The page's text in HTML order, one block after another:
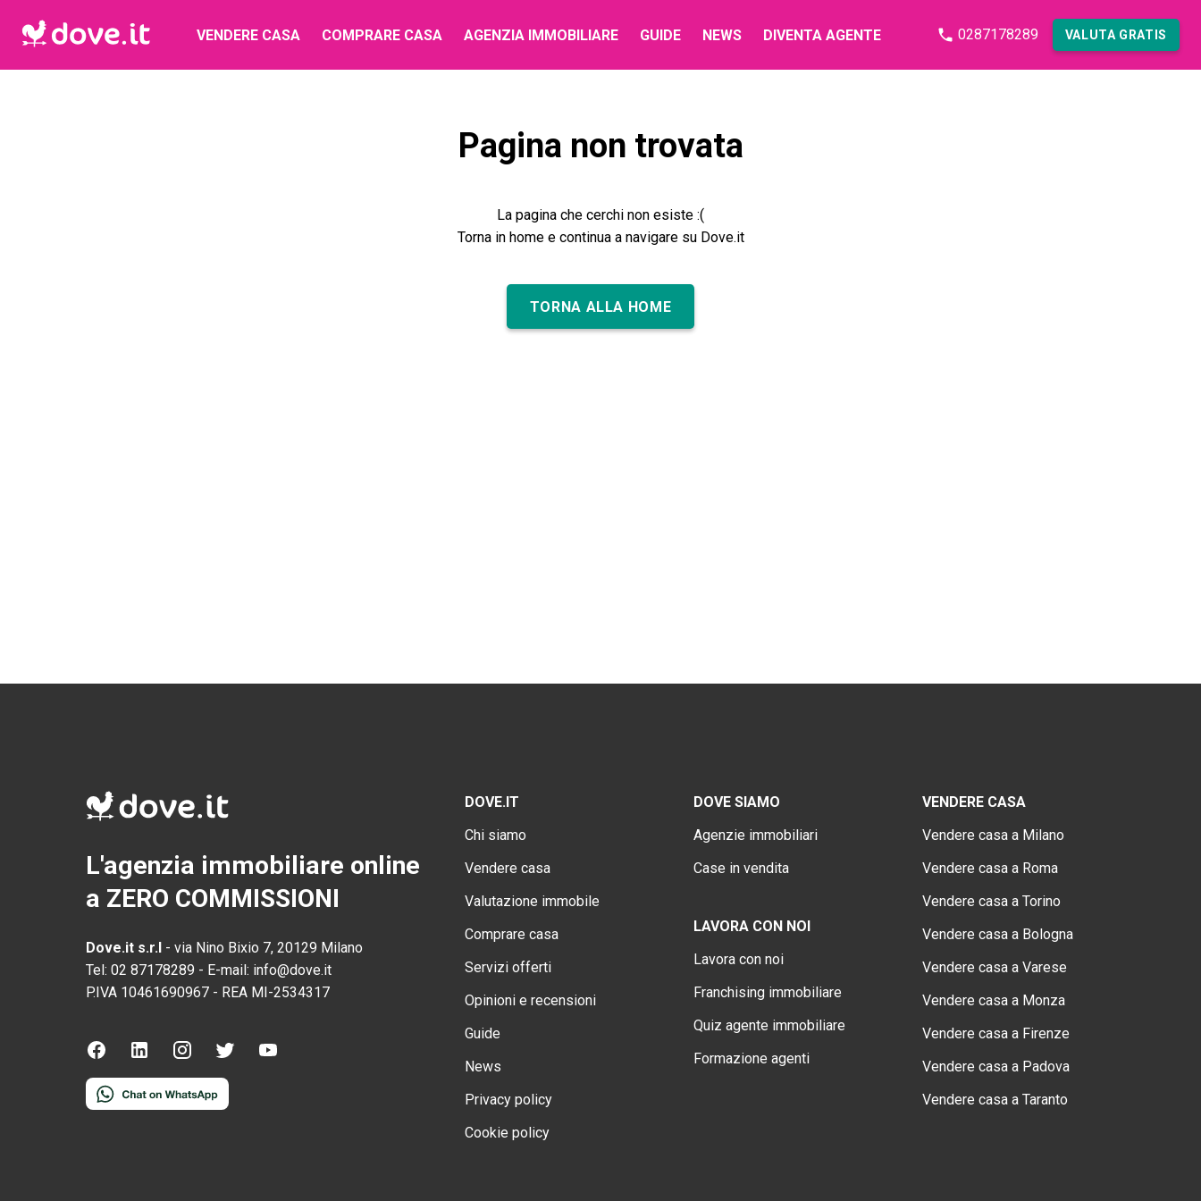
VENDERE CASA COMPRARE CASA AGENZIA IMMOBILIARE GUIDE NEWS DIVENTA AGENTE 0287178289 VALUTA GRATIS
Pagina non trovata
La pagina che cerchi non esiste :(
Torna in home e continua a navigare su Dove.it
TORNA ALLA HOME
L'agenzia immobiliare online
a ZERO COMMISSIONI
Dove.it s.r.l - via Nino Bixio 7, 20129 Milano
Tel: 02 87178289 - E-mail: info@dove.it
P.IVA 10461690967 - REA MI-2534317
DOVE.IT
Chi siamo
Vendere casa
Valutazione immobile
Comprare casa
Servizi offerti
Opinioni e recensioni
Guide
News
Privacy policy
Cookie policy
DOVE SIAMO
Agenzie immobiliari
Case in vendita
LAVORA CON NOI
Lavora con noi
Franchising immobiliare
Quiz agente immobiliare
Formazione agenti
VENDERE CASA
Vendere casa a Milano
Vendere casa a Roma
Vendere casa a Torino
Vendere casa a Bologna
Vendere casa a Varese
Vendere casa a Monza
Vendere casa a Firenze
Vendere casa a Padova
Vendere casa a Taranto